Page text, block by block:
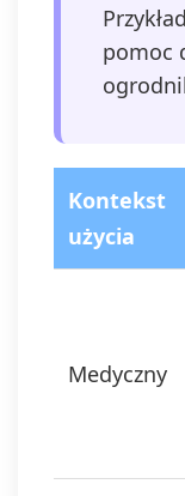
pomoc
Kontekst
użycia
Medyczny